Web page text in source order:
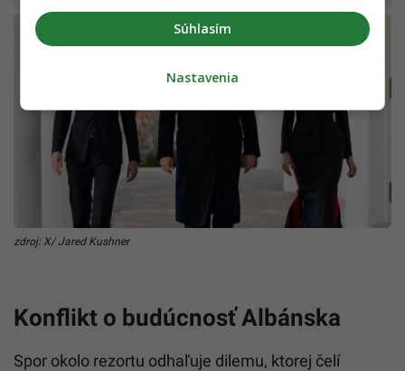
zdroj: X/ Jared Kushner
Konflikt o budúcnosť Albánska
Spor okolo rezortu odhaľuje dilemu, ktorej čelí
Súhlasím
Nastavenia